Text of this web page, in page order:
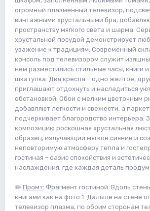
огромный плазменный телевизор,
винтажными хрустальными бра,
пространству мягкого света и шарма.
хрустальной посудой демонстрирует
уважение к традициям. Современный
консоль под телевизором служит
нем разместились стильные часы, книги
шкатулка. Два кресла – одно желтое,
приглашают отдохнуть и насладиться
обстановкой. Обои с мелким цветочным
добавляют легкости и свежести, а
подчеркивает благородство интерьера.
композицию роскошная хрустальная
образец, излучающий мягкое сияние и
неповторимую атмосферу тепла и
гостиная – оазис спокойствия и
наслаждения, где каждая деталь
✏️ Промт: Фрагмент гостиной. Вдоль
книгами как на фото 1. Дальше на стене
телевизор плазма, по обоим сторонам